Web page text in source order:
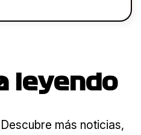
leyendo
más noticias,